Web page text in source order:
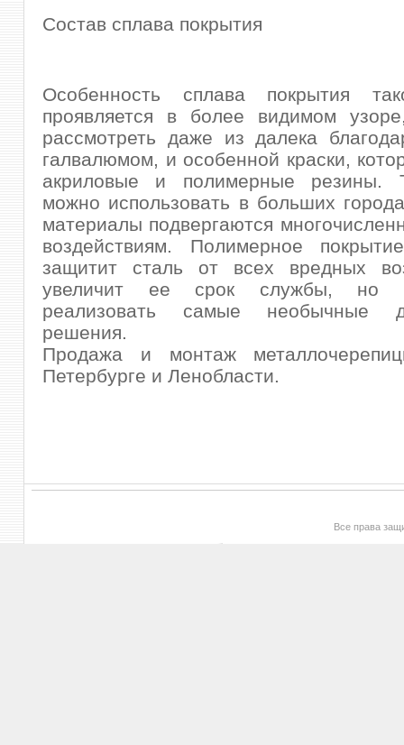
Состав сплава покрытия
Особенность сплава покрытия
проявляется в более видимом
рассмотреть даже из далека
галвалюмом, и особенной краски,
акриловые и полимерные резины.
можно использовать в больших
материалы подвергаются
воздействиям. Полимерное
защитит сталь от всех вредных
увеличит ее срок службы, но
реализовать самые необычные
решения.
Продажа и монтаж
Петербурге и Ленобласти.
Все права